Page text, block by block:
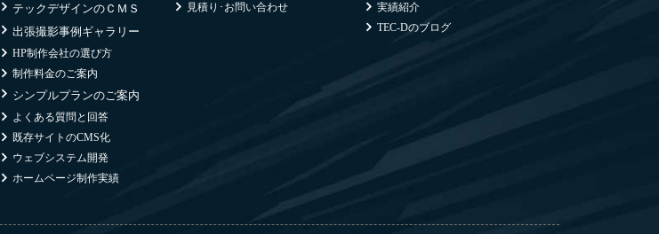
テックデザインのＣＭＳ
出張撮影事例ギャラリー
HP制作会社の選び方
制作料金のご案内
シンプルプランのご案内
よくある質問と回答
既存サイトのCMS化
ウェブシステム開発
ホームページ制作実績
見積り･お問い合わせ
実績紹介
TEC-Dのブログ